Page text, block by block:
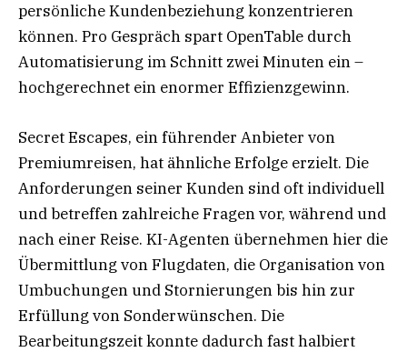
persönliche Kundenbeziehung konzentrieren
können. Pro Gespräch spart OpenTable durch
Automatisierung im Schnitt zwei Minuten ein –
hochgerechnet ein enormer Effizienzgewinn.
Secret Escapes, ein führender Anbieter von
Premiumreisen, hat ähnliche Erfolge erzielt. Die
Anforderungen seiner Kunden sind oft individuell
und betreffen zahlreiche Fragen vor, während und
nach einer Reise. KI-Agenten übernehmen hier die
Übermittlung von Flugdaten, die Organisation von
Umbuchungen und Stornierungen bis hin zur
Erfüllung von Sonderwünschen. Die
Bearbeitungszeit konnte dadurch fast halbiert